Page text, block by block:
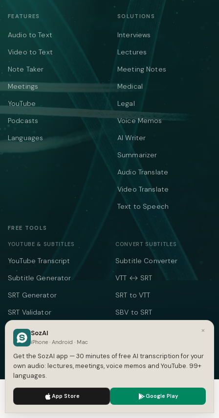
FEATURES
Audio to Text
Video to Text
Note Taker
Meetings
YouTube
Podcasts
Languages
SOLUTIONS
Interviews
Lectures
Meeting Notes
Medical
Legal
Voice Memos
AI Writer
Summarizer
Audio Translate
Video Translate
Text to Speech
FREE TOOLS
YOUTUBE & SUBTITLES
YouTube Transcript
Subtitle Generator
SRT Generator
SRT Validator
Time Shift
Subtitle to Text
Merge SRT
CONVERT SUBTITLES
Subtitle Converter
VTT ↔ SRT
SRT to VTT
SBV to SRT
SRT to TXT
TEXT & TIME
We use cookies to enhance your experience.
×
SozAI
iPhone · Android · Mac
Get the SozAI app — 30 minutes of free AI transcription for your
own audio: lectures, meetings, voice memos and YouTube. 99+
languages.
App Store Google Play